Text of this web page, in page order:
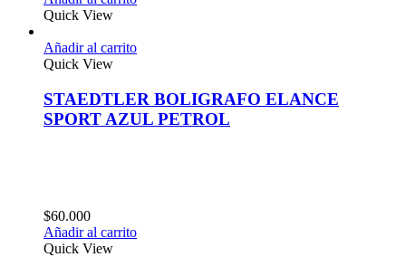
Quick View
Añadir al carrito
Quick View
STAEDTLER BOLIGRAFO ELANCE
SPORT AZUL PETROL
$60.000
Añadir al carrito
Quick View